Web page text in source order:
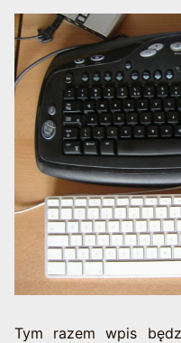
Tym razem wpis